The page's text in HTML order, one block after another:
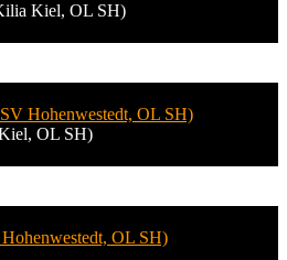
Kiel, OL SH)
Hohenwestedt, OL SH)
OL SH)
OL SH)